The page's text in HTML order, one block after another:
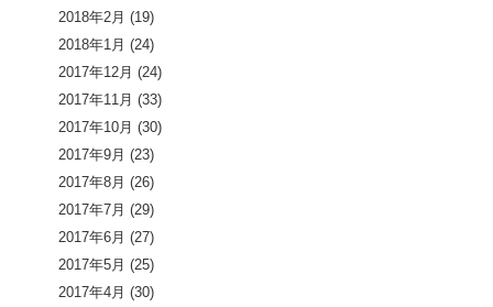
2018年2月 (19)
2018年1月 (24)
2017年12月 (24)
2017年11月 (33)
2017年10月 (30)
2017年9月 (23)
2017年8月 (26)
2017年7月 (29)
2017年6月 (27)
2017年5月 (25)
2017年4月 (30)